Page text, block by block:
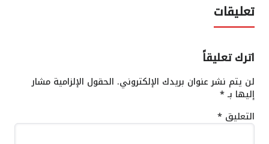
تعليقات
اترك تعليقاً
لن يتم نشر عنوان بريدك الإلكتروني. الحقول الإلزامية مشار
إليها بـ*
التعليق *